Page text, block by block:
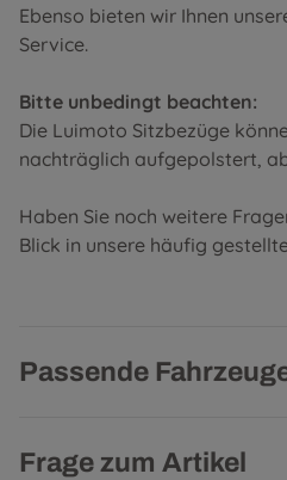
Ebenso bieten wir Ihnen
Service.
Bitte unbedingt beachten:
Die Luimoto Sitzbezüge
nachträglich aufgepolstert,
Haben Sie noch weitere
Blick in unsere häufig
Passende
Frage zum Artikel